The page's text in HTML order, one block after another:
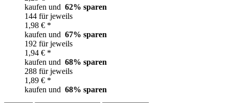
kaufen und 62% sparen
144 für jeweils
1,98 € *
kaufen und 67% sparen
192 für jeweils
1,94 € *
kaufen und 68% sparen
288 für jeweils
1,89 € *
kaufen und 68% sparen